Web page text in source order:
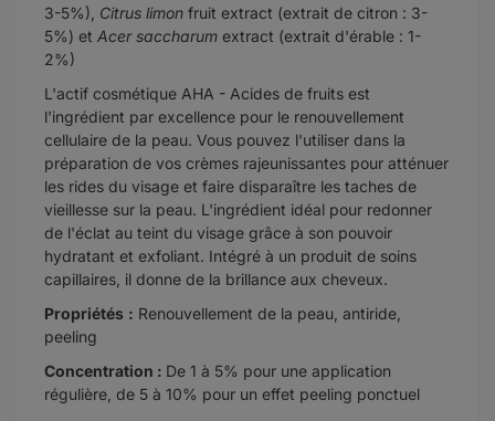
3-5%), Citrus limon fruit extract (extrait de citron : 3-
5%) et Acer saccharum extract (extrait d'érable : 1-
2%)
L'actif cosmétique AHA - Acides de fruits est
l'ingrédient par excellence pour le renouvellement
cellulaire de la peau. Vous pouvez l'utiliser dans la
préparation de vos crèmes rajeunissantes pour atténuer
les rides du visage et faire disparaître les taches de
vieillesse sur la peau. L'ingrédient idéal pour redonner
de l'éclat au teint du visage grâce à son pouvoir
hydratant et exfoliant. Intégré à un produit de soins
capillaires, il donne de la brillance aux cheveux.
Propriétés : Renouvellement de la peau, antiride,
peeling
Concentration : De 1 à 5% pour une application
régulière, de 5 à 10% pour un effet peeling ponctuel